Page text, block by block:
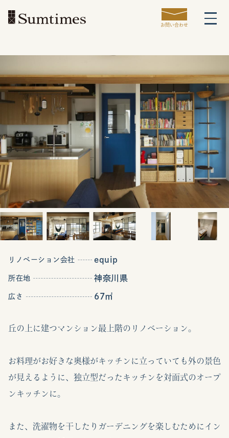
お問い合わせ
リノベーション会社 equip
所在地 神奈川県
広さ 67㎡
丘の上に建つマンション最上階のリノベーション。
お料理がお好きな奥様がキッチンに立っていても外の景色
が見えるように、独立型だったキッチンを対面式のオープ
ンキッチンに。
また、洗濯物を干したりガーデニングを楽しむためにイン